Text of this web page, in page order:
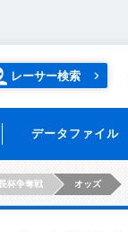
レーサー検索
データファイル
杯争奪戦 オッズ